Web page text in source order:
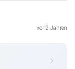
direkt, wann es
vor 2 Jahren